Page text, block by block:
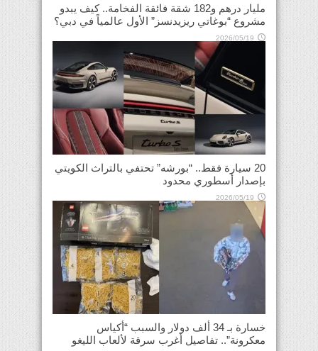
مليار درهم و182 شقة فائقة الفخامة.. كيف يبدو
مشروع “بوغاتي ريزيدنسز” الأول عالمياً في دبي؟
2026/05/19
20 سيارة فقط.. “بورشه” تحتفي بالتراث الكويتي
بإصدار أسطوري محدود
2026/05/19
خسارة بـ 34 ألف دولار والسبب “أكياس
معكرونة”.. تفاصيل أغرب سرقة لألعاب الليغو